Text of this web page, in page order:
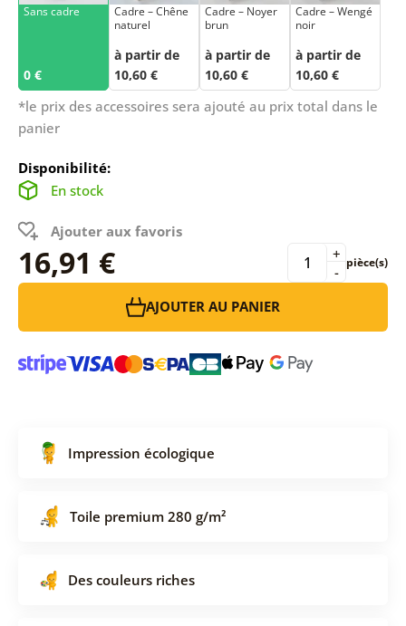
Sans cadre
0 €
Cadre – Chêne
naturel
à partir de
10,60 €
Cadre – Noyer
brun
à partir de
10,60 €
Cadre – Wengé
noir
à partir de
10,60 €
*le prix des accessoires sera ajouté au prix total dans le
panier
Disponibilité:
En stock
Ajouter aux favoris
16,91 € -
+ pièce(s)
AJOUTER AU PANIER
Impression écologique
Toile premium 280 g/m²
Des couleurs riches